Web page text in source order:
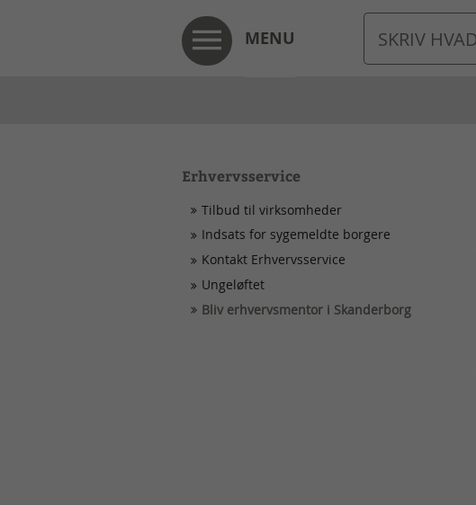
MENU
Erhvervsservice
Tilbud til virksomheder
Indsats for sygemeldte borgere
Kontakt Erhvervsservice
Ungeløftet
Bliv erhvervsmentor i Skanderborg